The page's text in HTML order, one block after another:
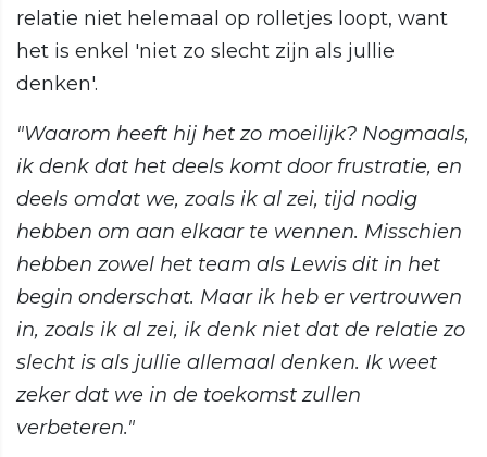
relatie niet helemaal op rolletjes loopt, want
het is enkel 'niet zo slecht zijn als jullie
denken'.
"Waarom heeft hij het zo moeilijk? Nogmaals,
ik denk dat het deels komt door frustratie, en
deels omdat we, zoals ik al zei, tijd nodig
hebben om aan elkaar te wennen. Misschien
hebben zowel het team als Lewis dit in het
begin onderschat. Maar ik heb er vertrouwen
in, zoals ik al zei, ik denk niet dat de relatie zo
slecht is als jullie allemaal denken. Ik weet
zeker dat we in de toekomst zullen
verbeteren."